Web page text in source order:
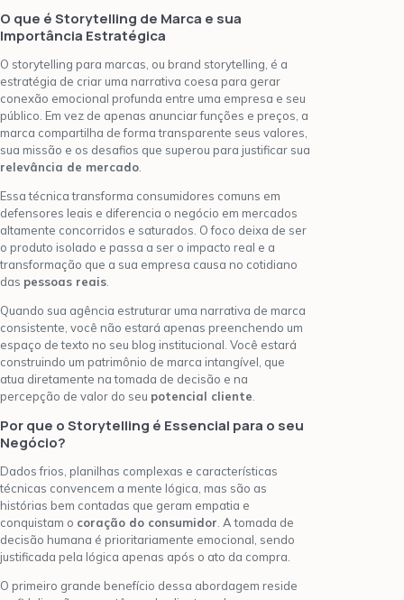
O que é Storytelling de Marca e sua
Importância Estratégica
O storytelling para marcas, ou brand storytelling, é a
estratégia de criar uma narrativa coesa para gerar
conexão emocional profunda entre uma empresa e seu
público. Em vez de apenas anunciar funções e preços, a
marca compartilha de forma transparente seus valores,
sua missão e os desafios que superou para justificar sua
relevância de mercado
Essa técnica transforma consumidores comuns em
defensores leais e diferencia o negócio em mercados
altamente concorridos e saturados. O foco deixa de ser
o produto isolado e passa a ser o impacto real e a
transformação que a sua empresa causa no cotidiano
das pessoas reais
Quando sua agência estruturar uma narrativa de marca
consistente, você não estará apenas preenchendo um
espaço de texto no seu blog institucional. Você estará
construindo um patrimônio de marca intangível, que
atua diretamente na tomada de decisão e na
percepção de valor do seu potencial cliente
Por que o Storytelling é Essencial para o seu
Negócio?
Dados frios, planilhas complexas e características
técnicas convencem a mente lógica, mas são as
histórias bem contadas que geram empatia e
conquistam o coração do consumidor . A tomada de
decisão humana é prioritariamente emocional, sendo
justificada pela lógica apenas após o ato da compra.
O primeiro grande benefício dessa abordagem reside